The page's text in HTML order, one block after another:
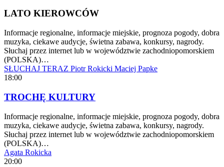
LATO KIEROWCÓW
Informacje regionalne, informacje miejskie, prognoza pogody, dobra
muzyka, ciekawe audycje, świetna zabawa, konkursy, nagrody.
Słuchaj przez internet lub w województwie zachodniopomorskiem
(POLSKA)…
SŁUCHAJ TERAZ Piotr Rokicki Maciej Papke
18:00
TROCHĘ KULTURY
Informacje regionalne, informacje miejskie, prognoza pogody, dobra
muzyka, ciekawe audycje, świetna zabawa, konkursy, nagrody.
Słuchaj przez internet lub w województwie zachodniopomorskiem
(POLSKA)…
Agata Rokicka
20:00